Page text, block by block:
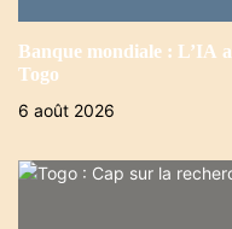
Banque mondiale : L’IA
Togo
6 août 2026